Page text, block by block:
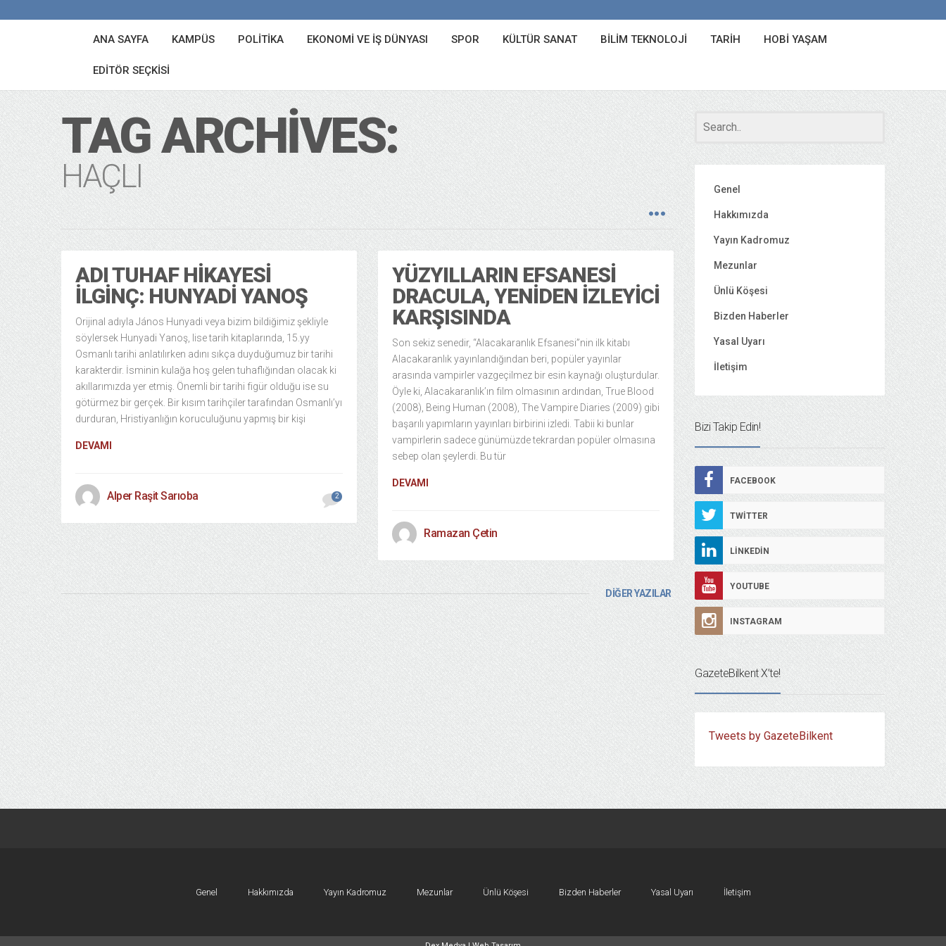
ANA SAYFA KAMPÜS POLITIKA EKONOMI VE İŞ DÜNYASI SPOR KÜLTÜR SANAT BILIM TEKNOLOJI TARIH HOBI YAŞAM
EDITÖR SEÇKISI
TAG ARCHIVES:
HAÇLI
ADI TUHAF HIKAYESI
İLGINÇ: HUNYADI YANOŞ
Orijinal adıyla János Hunyadi veya bizim bildiğimiz şekliyle
söylersek Hunyadi Yanoş, lise tarih kitaplarında, 15.yy
Osmanlı tarihi anlatılırken adını sıkça duyduğumuz bir tarihi
karakterdir. İsminin kulağa hoş gelen tuhaflığından olacak ki
akıllarımızda yer etmiş. Önemli bir tarihi figür olduğu ise su
götürmez bir gerçek. Bir kısım tarihçiler tarafından Osmanlı’yı
durduran, Hristiyanlığın koruculuğunu yapmış bir kişi
DEVAMI
Alper Raşit Sarıoba 2
YÜZYILLARIN EFSANESI
DRACULA, YENIDEN İZLEYICI
KARŞISINDA
Son sekiz senedir, “Alacakaranlık Efsanesi”nin ilk kitabı
Alacakaranlık yayınlandığından beri, popüler yayınlar
arasında vampirler vazgeçilmez bir esin kaynağı oluşturdular.
Öyle ki, Alacakaranlık’ın film olmasının ardından, True Blood
(2008), Being Human (2008), The Vampire Diaries (2009) gibi
başarılı yapımların yayınları birbirini izledi. Tabii ki bunlar
vampirlerin sadece günümüzde tekrardan popüler olmasına
sebep olan şeylerdi. Bu tür
DEVAMI
Ramazan Çetin
DİĞER YAZILAR
Genel
Hakkımızda
Yayın Kadromuz
Mezunlar
Ünlü Köşesi
Bizden Haberler
Yasal Uyarı
İletişim
Bizi Takip Edin!
FACEBOOK
TWITTER
LINKEDIN
YOUTUBE
INSTAGRAM
GazeteBilkent X’te!
Tweets by GazeteBilkent
Genel Hakkımızda Yayın Kadromuz Mezunlar Ünlü Köşesi Bizden Haberler Yasal Uyarı İletişim